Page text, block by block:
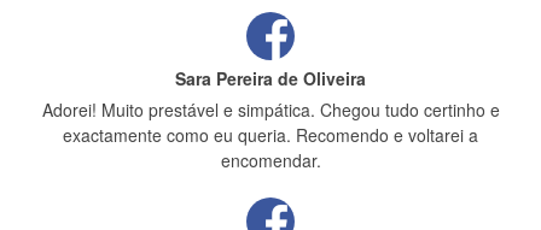
Sara Pereira de Oliveira
Adorei! Muito prestável e simpática. Chegou tudo certinho e
exactamente como eu queria. Recomendo e voltarei a
encomendar.